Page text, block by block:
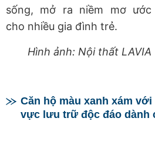
sống, mở ra niềm mơ ước
cho nhiều gia đình trẻ.
Hình ảnh: Nội thất LAVIA
Căn hộ màu xanh xám
vực lưu trữ độc đáo dành